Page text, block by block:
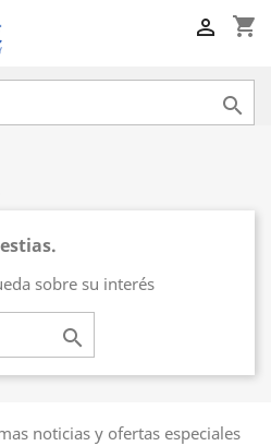
shopping_cart


sobre su interés

noticias y ofertas especiales